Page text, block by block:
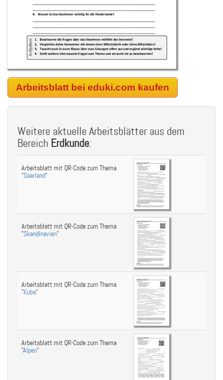
Arbeitsblatt bei eduki.com kaufen
Weitere aktuelle Arbeitsblätter aus dem
Bereich Erdkunde:
Arbeitsblatt mit QR-Code zum Thema
"Saarland"
Arbeitsblatt mit QR-Code zum Thema
"Skandinavien"
Arbeitsblatt mit QR-Code zum Thema
"Kuba"
Arbeitsblatt mit QR-Code zum Thema
"Alpen"